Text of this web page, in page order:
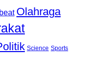
Olahraga
Science Sports